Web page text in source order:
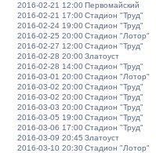
2016-02-21 12:00Первомайский
2016-02-21 17:00Стадион "Труд"
2016-02-24 19:00Стадион "Труд"
2016-02-25 20:00Стадион "Лотор"
2016-02-27 12:00Стадион "Труд"
2016-02-28 20:00Златоуст
2016-02-28 14:00Стадион "Труд"
2016-03-01 20:00Стадион "Лотор"
2016-03-02 20:00Стадион "Труд"
2016-03-02 20:00Стадион "Труд"
2016-03-03 20:00Стадион "Труд"
2016-03-05 19:00Стадион "Труд"
2016-03-06 17:00Стадион "Труд"
2016-03-09 20:45 Златоуст
2016-03-10 20:30Стадион "Лотор"